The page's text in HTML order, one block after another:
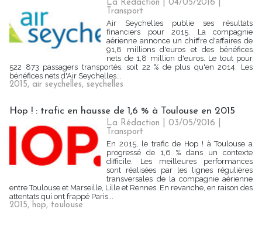
La Rédaction | 04/05/2016
Transport
Air Seychelles publie ses résultats
financiers pour 2015. La compagnie
aérienne annonce un chiffre d'affaires de
91,8 millions d'euros et des bénéfices
nets de 1,8 million d'euros. Le tout pour
522 873 passagers transportés, soit 22 % de plus qu'en 2014. Les
bénéfices nets d'Air Seychelles...
2015, air seychelles, seychelles
Hop ! : trafic en hausse de 1,6 % à Toulouse en 2015
La Rédaction | 03/05/2016
Transport
En 2015, le trafic de Hop ! à Toulouse a
progressé de 1,6 % dans un contexte
difficile. Les meilleures performances
sont réalisées par les lignes régulières
transversales de la compagnie aérienne
entre Toulouse et Marseille, Lille et Rennes. En revanche, en raison des
attentats qui ont frappé Paris...
2015, hop, toulouse